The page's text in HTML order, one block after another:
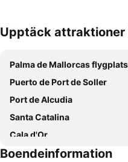
Förstora kartan
Upptäck attraktioner
Palma de Mallorcas flygplats
Puerto de Port de Soller
Port de Alcudia
Santa Catalina
Cala d'Or
S'Arenal
Boendeinformation